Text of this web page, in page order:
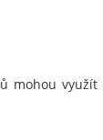
mohou využít